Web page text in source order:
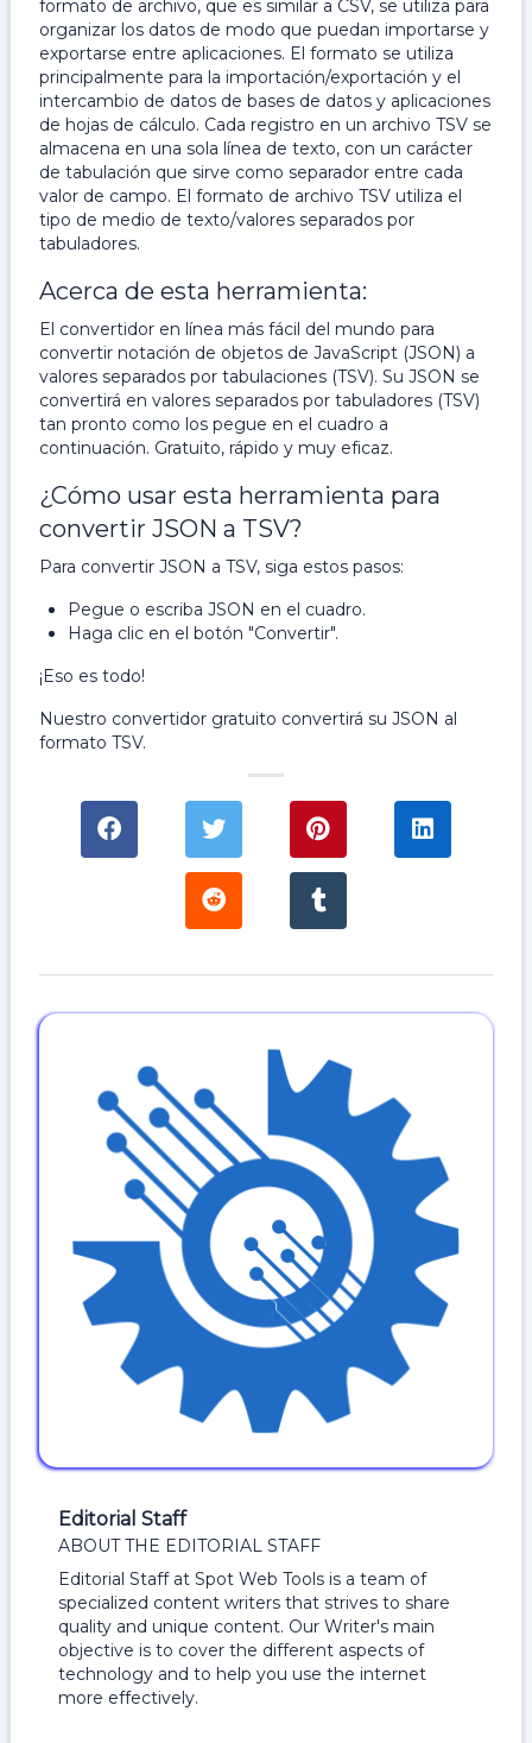
formato de archivo, que es similar a CSV, se utiliza para
organizar los datos de modo que puedan importarse y
exportarse entre aplicaciones. El formato se utiliza
principalmente para la importación/exportación y el
intercambio de datos de bases de datos y aplicaciones
de hojas de cálculo. Cada registro en un archivo TSV se
almacena en una sola línea de texto, con un carácter
de tabulación que sirve como separador entre cada
valor de campo. El formato de archivo TSV utiliza el
tipo de medio de texto/valores separados por
tabuladores.
Acerca de esta herramienta:
El convertidor en línea más fácil del mundo para
convertir notación de objetos de JavaScript (JSON) a
valores separados por tabulaciones (TSV). Su JSON se
convertirá en valores separados por tabuladores (TSV)
tan pronto como los pegue en el cuadro a
continuación. Gratuito, rápido y muy eficaz.
¿Cómo usar esta herramienta para
convertir JSON a TSV?
Para convertir JSON a TSV, siga estos pasos:
Pegue o escriba JSON en el cuadro.
Haga clic en el botón "Convertir".
¡Eso es todo!
Nuestro convertidor gratuito convertirá su JSON al
formato TSV.
Editorial Staff
ABOUT THE EDITORIAL STAFF
Editorial Staff at Spot Web Tools is a team of
specialized content writers that strives to share
quality and unique content. Our Writer's main
objective is to cover the different aspects of
technology and to help you use the internet
more effectively.